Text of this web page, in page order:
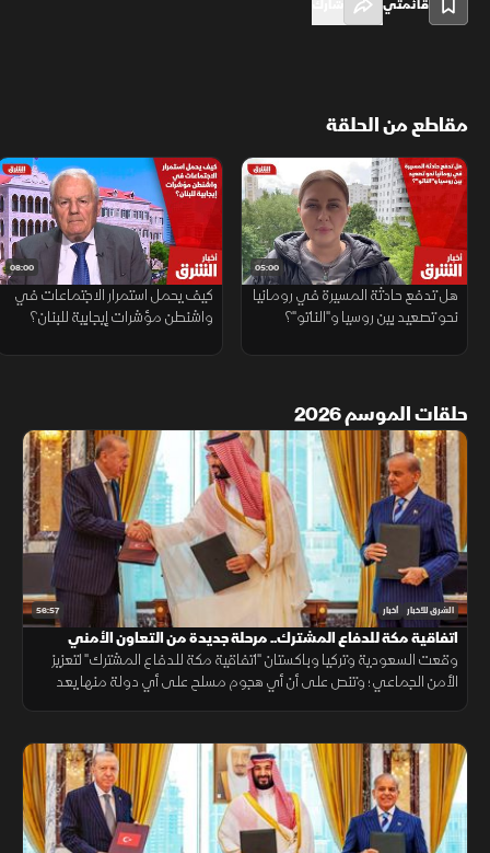
قائمتي
مقاطع من الحلقة
05:00
هل تدفع حادثة المسيرة في رومانيا
نحو تصعيد بين روسيا و"الناتو"؟
08:00
كيف يحمل استمرار الاجتماعات في
واشنطن مؤشرات إيجابية للبنان؟
حلقات الموسم 2026
56:57 الشرق للأخبار أخبار
اتفاقية مكة للدفاع المشترك.. مرحلة جديدة من التعاون الأمني
وقعت السعودية وتركيا وباكستان "اتفاقية مكة للدفاع المشترك" لتعزيز
الأمن الجماعي؛ وتنص على أن أي هجوم مسلح على أي دولة منها يعد